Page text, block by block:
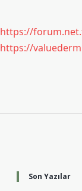
https://
https://
Son Yazılar